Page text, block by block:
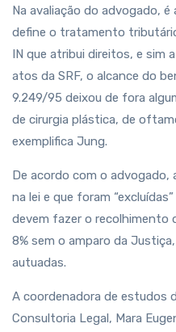
Na avaliação do advogado,
define o tratamento tributário
IN que atribui direitos, e sim
atos da SRF, o alcance do
9.249/95 deixou de fora
de cirurgia plástica, de
exemplifica Jung.
De acordo com o advogado,
na lei e que foram
devem fazer o recolhimento
8% sem o amparo da
autuadas.
A coordenadora de estudos
Consultoria Legal, Mara